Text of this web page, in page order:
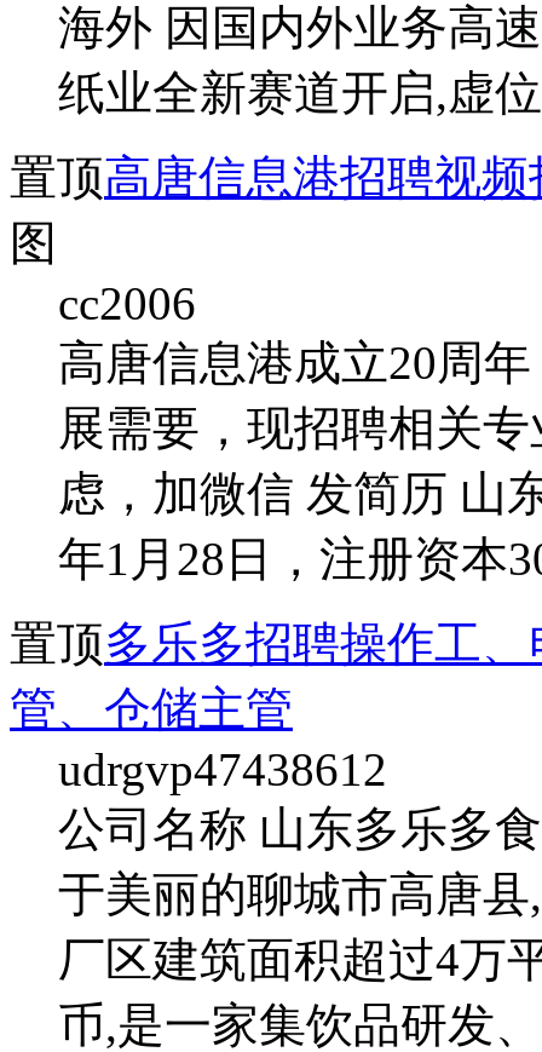
海外 因国内外业务高
纸业全新赛道开启,虚
置顶高唐信息港招聘视
图
cc2006
高唐信息港成立20周
展需要，现招聘相关
虑，加微信 发简历 山
年1月28日，注册资本
置顶多乐多招聘操作工
管、仓储主管
udrgvp47438612
公司名称 山东多乐多
于美丽的聊城市高唐
厂区建筑面积超过4万
币,是一家集饮品研发